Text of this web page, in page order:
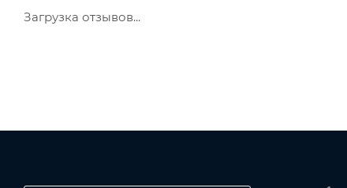
Загрузка отзывов...